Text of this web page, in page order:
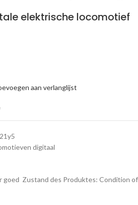
elektrische locomotief
aan verlanglijst
digitaal
goed Zustand des Produktes: Condition of